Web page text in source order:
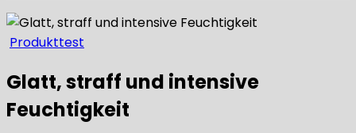
Produkttest
Glatt, straff und intensive
Feuchtigkeit